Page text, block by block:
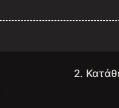
2.